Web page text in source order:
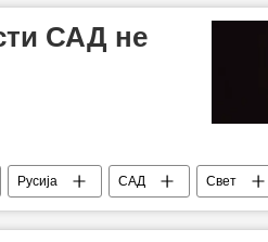
САД не
Русија САД Свет
претња Европска унија (ЕУ)